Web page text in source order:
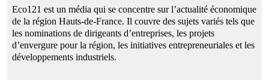
Eco121 est un média qui se concentre sur l’actualité économique
de la région Hauts-de-France. Il couvre des sujets variés tels que
les nominations de dirigeants d’entreprises, les projets
d’envergure pour la région, les initiatives entrepreneuriales et les
développements industriels.